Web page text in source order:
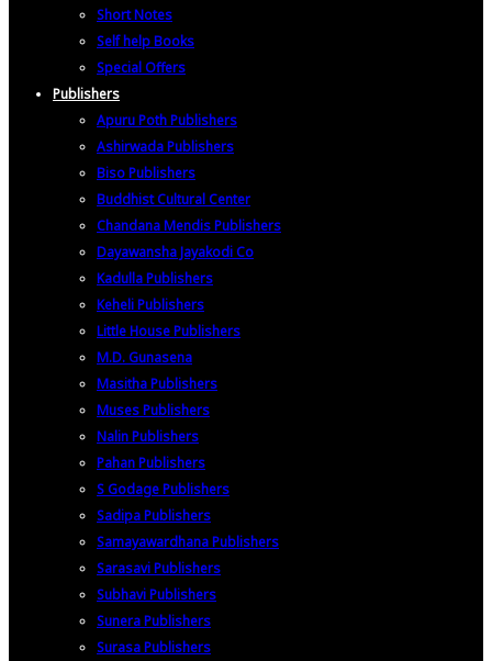
Short Notes
Self help Books
Special Offers
Publishers
Apuru Poth Publishers
Ashirwada Publishers
Biso Publishers
Buddhist Cultural Center
Chandana Mendis Publishers
Dayawansha Jayakodi Co
Kadulla Publishers
Keheli Publishers
Little House Publishers
M.D. Gunasena
Masitha Publishers
Muses Publishers
Nalin Publishers
Pahan Publishers
S Godage Publishers
Sadipa Publishers
Samayawardhana Publishers
Sarasavi Publishers
Subhavi Publishers
Sunera Publishers
Surasa Publishers